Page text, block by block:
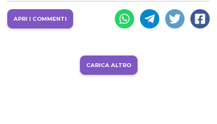
APRI I COMMENTI
CARICA ALTRO